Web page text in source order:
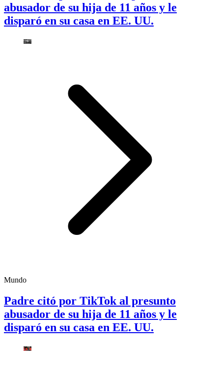
abusador de su hija de 11 años y le
disparó en su casa en EE. UU.
Mundo
Padre citó por TikTok al presunto
abusador de su hija de 11 años y le
disparó en su casa en EE. UU.